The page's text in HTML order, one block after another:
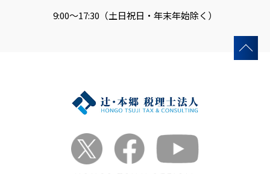
9:00～17:30（土日祝日・年末年始除く）